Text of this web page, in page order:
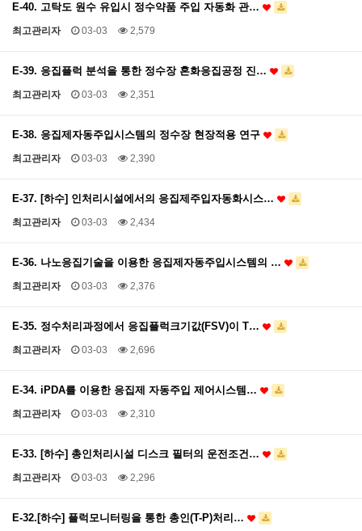
E-40. 고탁도 원수 유입시 정수약품 주입 자동화 관…
최고관리자 03-03 2,579
E-39. 응집플럭 분석을 통한 정수장 혼화응집공정 진…
최고관리자 03-03 2,351
E-38. 응집제자동주입시스템의 정수장 현장적용 연구
최고관리자 03-03 2,390
E-37. [하수] 인처리시설에서의 응집제주입자동화시스…
최고관리자 03-03 2,434
E-36. 나노응집기술을 이용한 응집제자동주입시스템의 …
최고관리자 03-03 2,376
E-35. 정수처리과정에서 응집플럭크기값(FSV)이 T…
최고관리자 03-03 2,696
E-34. iPDA를 이용한 응집제 자동주입 제어시스템…
최고관리자 03-03 2,310
E-33. [하수] 총인처리시설 디스크 필터의 운전조건…
최고관리자 03-03 2,296
E-32.[하수] 플럭모니터링을 통한 총인(T-P)처리…